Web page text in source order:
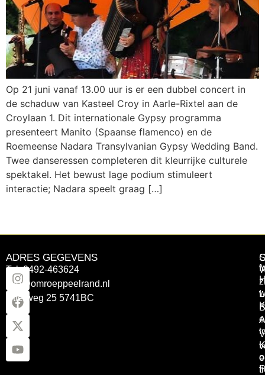
Op 21 juni vanaf 13.00 uur is er een dubbel concert in
de schaduw van Kasteel Croy in Aarle-Rixtel aan de
Croylaan 1. Dit internationale Gypsy programma
presenteert Manito (Spaanse flamenco) en de
Roemeense Nadara Transylvanian Gypsy Wedding Band.
Twee danseressen completeren dit kleurrijke culturele
spektakel. Het bewust lage podium stimuleert
interactie; Nadara speelt graag […]
ADRES GEGEVENS
Tel: 0492-463624
info@omroeppeelrand.nl
Otterweg 25 5741BC